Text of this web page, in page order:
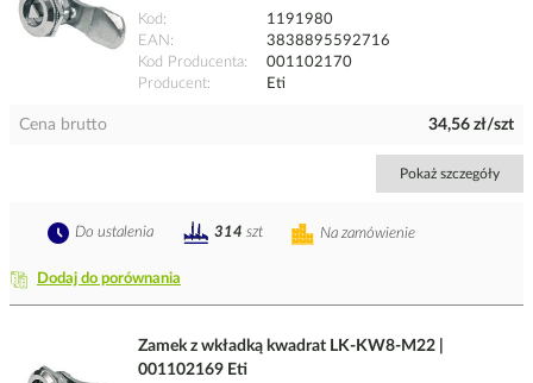
Kod
1191980
EAN
3838895592716
Kod Producenta
001102170
Producent
Eti
Cena brutto 34,56 zł/szt
Pokaż szczegóły
Dodaj do porównania
Na zamówienie
Do ustalenia 314 szt
Zamek z wkładką kwadrat LK-KW8-M22 |
001102169 Eti